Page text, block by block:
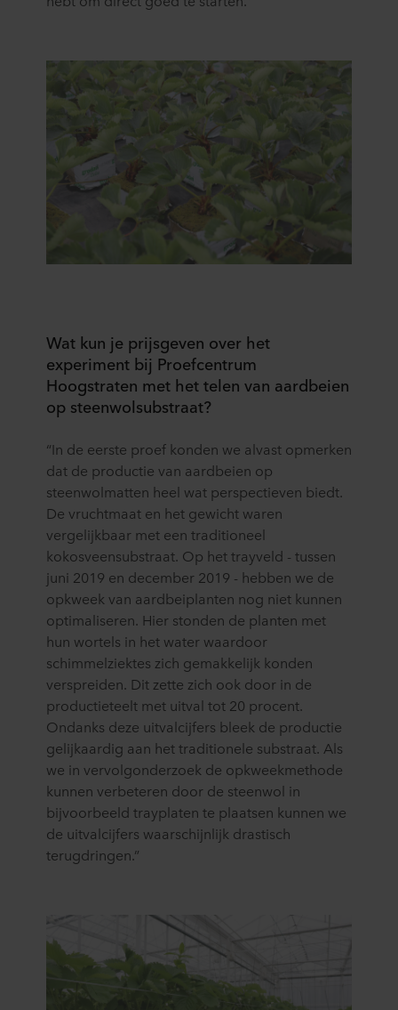
Wat kun je prijsgeven over het
experiment bij Proefcentrum
Hoogstraten met het telen van aardbeien
op steenwolsubstraat?
“In de eerste proef konden we alvast opmerken
dat de productie van aardbeien op
steenwolmatten heel wat perspectieven biedt.
De vruchtmaat en het gewicht waren
vergelijkbaar met een traditioneel
kokosveensubstraat. Op het trayveld - tussen
juni 2019 en december 2019 - hebben we de
opkweek van aardbeiplanten nog niet kunnen
optimaliseren. Hier stonden de planten met
hun wortels in het water waardoor
schimmelziektes zich gemakkelijk konden
verspreiden. Dit zette zich ook door in de
productieteelt met uitval tot 20 procent.
Ondanks deze uitvalcijfers bleek de productie
gelijkaardig aan het traditionele substraat. Als
we in vervolgonderzoek de opkweekmethode
kunnen verbeteren door de steenwol in
bijvoorbeeld trayplaten te plaatsen kunnen we
de uitvalcijfers waarschijnlijk drastisch
terugdringen.”